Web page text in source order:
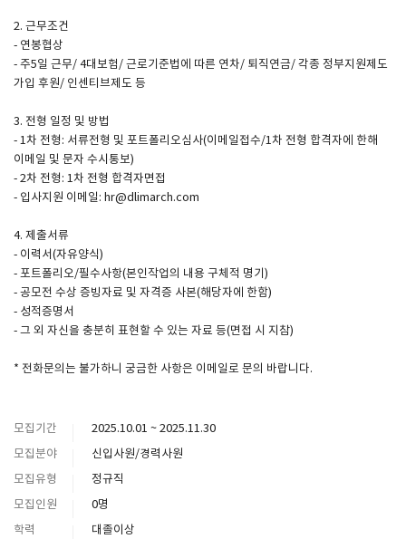
SPACE 소개
공지사항
기사문의
Contact
2. 근무조건
- 연봉협상
- 주5일 근무/ 4대보험/ 근로기준법에 따른 연차/ 퇴직연금/ 각종 정부지원제도
가입 후원/ 인센티브제도 등
3. 전형 일정 및 방법
- 1차 전형: 서류전형 및 포트폴리오심사(이메일접수/1차 전형 합격자에 한해
이메일 및 문자 수시통보)
- 2차 전형: 1차 전형 합격자면접
- 입사지원 이메일: hr@dlimarch.com
4. 제출서류
- 이력서(자유양식)
- 포트폴리오/필수사항(본인작업의 내용 구체적 명기)
- 공모전 수상 증빙자료 및 자격증 사본(해당자에 한함)
- 성적증명서
- 그 외 자신을 충분히 표현할 수 있는 자료 등(면접 시 지참)
* 전화문의는 불가하니 궁금한 사항은 이메일로 문의 바랍니다.
모집기간
2025.10.01 ~ 2025.11.30
모집분야
신입사원/경력사원
모집유형
정규직
모집인원
0명
학력
대졸이상